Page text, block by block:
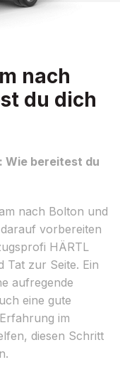
nach
du dich
Wie bereitest du
nach Bolton und
vorbereiten
HÄRTL
Tat zur Seite. Ein
aufregende
eine gute
im
diesen Schritt